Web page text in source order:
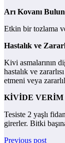
Arı Kovanı
Etkin bir tozlama
Hastalık ve
Kivi asmalarının
hastalık ve
etmeni veya
KİVİDE VERİM
Tesiste 2 yaşlı
girerler. Bitki
Previous post